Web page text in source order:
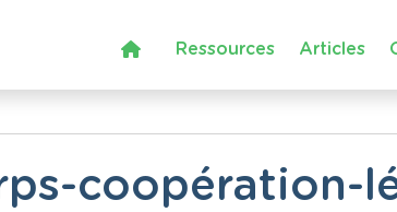
Ressources Articles
coopération-